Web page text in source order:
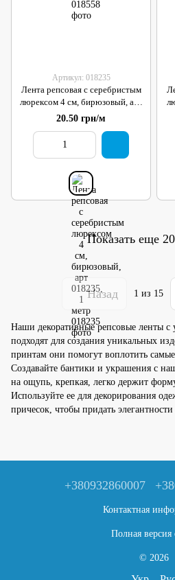
Артикул: 018235
Лента репсовая с серебристым
люрексом 4 см, бирюзовый, арт
018235, 1 метр
20.50 грн/м
Показать еще
Назад 1 из 15
Наши декоративные репсовые ленты с
подходят для создания уникальных
принтам они помогут воплотить
Создавайте бантики и украшения с
на ощупь, крепкая, легко держит
Используйте ее для декорирования
причесок, чтобы придать
+380932860007
Контактная
Полная версия
© 2026